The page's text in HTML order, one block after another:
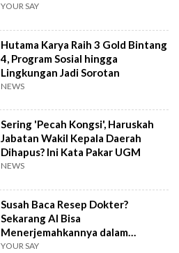
YOUR SAY
Hutama Karya Raih 3 Gold Bintang
4, Program Sosial hingga
Lingkungan Jadi Sorotan
NEWS
Sering 'Pecah Kongsi', Haruskah
Jabatan Wakil Kepala Daerah
Dihapus? Ini Kata Pakar UGM
NEWS
Susah Baca Resep Dokter?
Sekarang AI Bisa
Menerjemahkannya dalam
Hitungkan Detik!
YOUR SAY